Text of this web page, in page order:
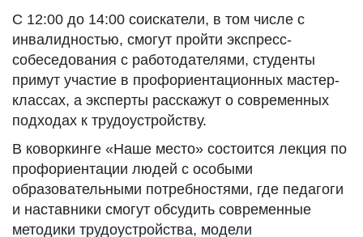
С 12:00 до 14:00 соискатели, в том числе с
инвалидностью, смогут пройти экспресс-
собеседования с работодателями, студенты
примут участие в профориентационных мастер-
классах, а эксперты расскажут о современных
подходах к трудоустройству.
В коворкинге «Наше место» состоится лекция по
профориентации людей с особыми
образовательными потребностями, где педагоги
и наставники смогут обсудить современные
методики трудоустройства, модели